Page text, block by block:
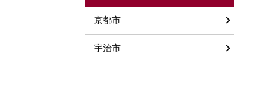
京都市
宇治市